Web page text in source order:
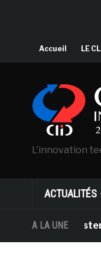
Accueil LE
L'innovation
ACTUALITÉS
A LA UNE
Gogh